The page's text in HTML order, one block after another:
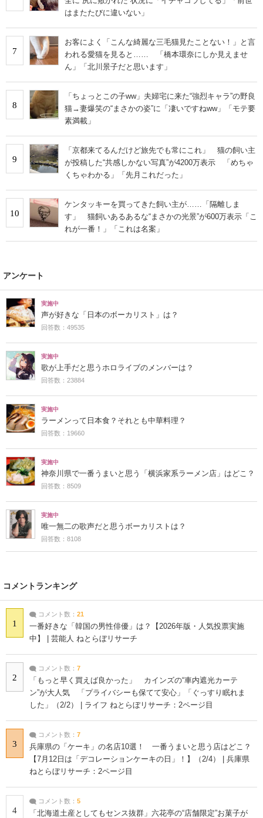
はまたたびに違いない」
7
お客によく「こんな綺麗な三毛猫見たことない！」と言
われる愛猫を見ると…… 「橋本環奈にしか見えませ
ん」「北川景子だと思います」
8
「ちょっとこの子ww」夫婦宅に来た“強烈キャラ”の野良
猫→妻爆笑の“まさかの姿”に「凄いですねww」「モテ要
素満載」
9
「京都来てるんだけど旅先でも常にこれ」 猫の飼い主
が投稿した“共感しかない写真”が4200万表示 「めちゃ
くちゃわかる」「先月これだった」
10
ケンタッキーを買ってきた飼い主が……「隔離しま
す」 猫飼いあるあるな“まさかの光景”が600万表示「こ
れが一番！」「これは名案」
アンケート
実施中
声が好きな「日本のボーカリスト」は？
回答数：49535
実施中
歌が上手だと思うホロライブのメンバーは？
回答数：23884
実施中
ラーメンって日本食？それとも中華料理？
回答数：19660
実施中
神奈川県で一番うまいと思う「横浜家系ラーメン店」はどこ？
回答数：8509
実施中
唯一無二の歌声だと思うボーカリストは？
回答数：8108
コメントランキング
1
コメント数： 21
一番好きな「韓国の男性俳優」は？【2026年版・人気投票実施
中】 | 芸能人 ねとらぼリサーチ
2
コメント数： 7
「もっと早く買えば良かった」 カインズの“車内遮光カーテ
ン”が大人気 「プライバシーも保てて安心」「ぐっすり眠れま
した」（2/2） | ライフ ねとらぼリサーチ：2ページ目
3
コメント数： 7
兵庫県の「ケーキ」の名店10選！ 一番うまいと思う店はどこ？
【7月12日は「デコレーションケーキの日」！】（2/4） | 兵庫県
ねとらぼリサーチ：2ページ目
4
コメント数： 5
「北海道土産としてもセンス抜群」六花亭の“店舗限定”お菓子が